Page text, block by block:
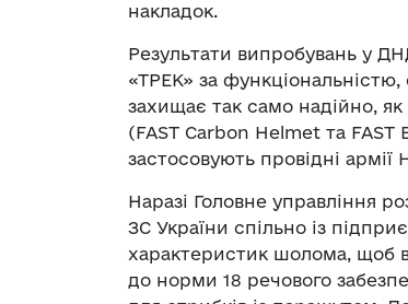
накладок.
Результати випробувань у
«ТРЕК» за
захищає так само надійно, як
(FAST Carbon Helmet та
застосовують провідні армії
Наразі Головне управління
ЗС України спільно із
характеристик шолома, щоб
до норми 18 речового